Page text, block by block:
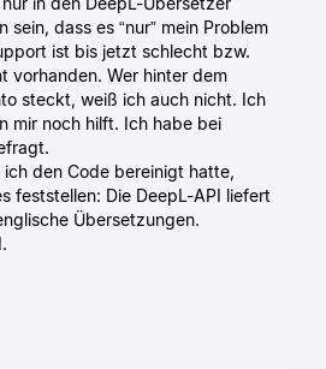
sein, dass es “nur” mein Problem
ist bis jetzt schlecht bzw.
vorhanden. Wer hinter dem
steckt, weiß ich auch nicht. Ich
mir noch hilft. Ich habe bei
den Code bereinigt hatte,
feststellen: Die DeepL-API liefert
Übersetzungen.